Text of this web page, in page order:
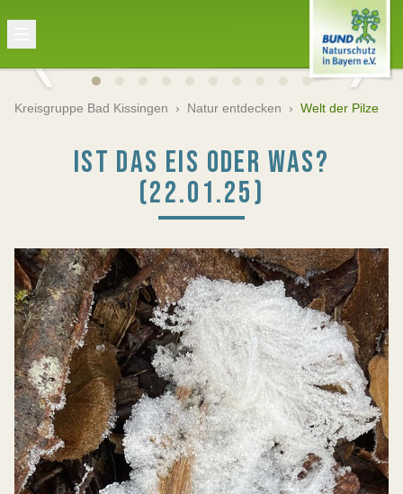
Kreisgruppe Bad Kissingen › Natur entdecken › Welt der Pilze
IST DAS EIS ODER WAS?
(22.01.25)